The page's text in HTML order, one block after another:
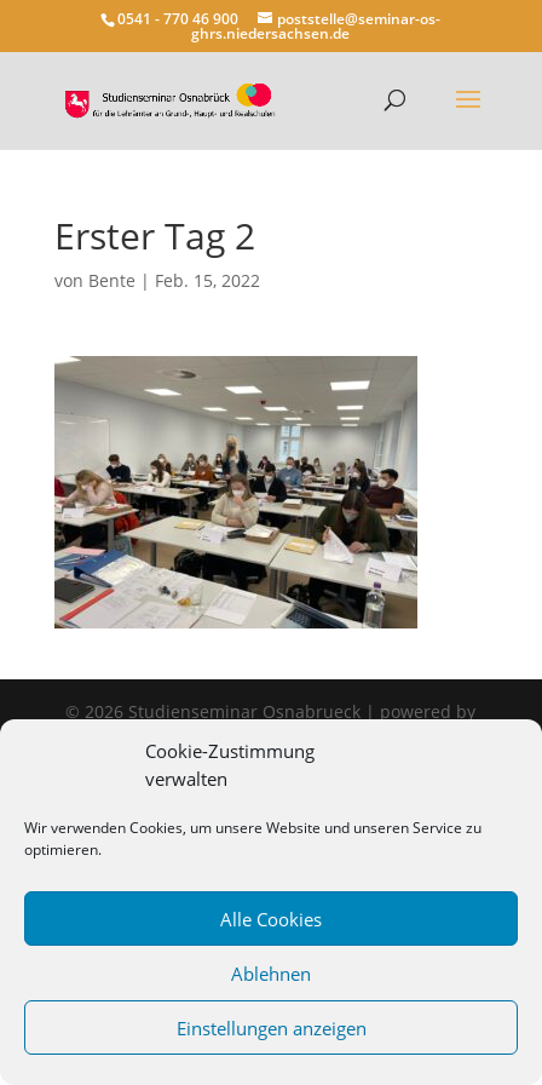
Cookie-Zustimmung
verwalten
Wir verwenden Cookies, um unsere Website und unseren Service zu
optimieren.
Alle Cookies
Ablehnen
Einstellungen anzeigen
0541 - 770 46 900 poststelle@seminar-os-
ghrs.niedersachsen.de
Erster Tag 2
von Bente | Feb. 15, 2022
© 2026 Studienseminar Osnabrueck | powered by
wordpress